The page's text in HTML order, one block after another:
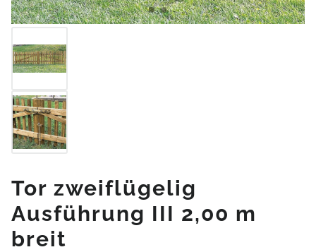
Tor zweiflügelig
Ausführung III 2,00 m
breit